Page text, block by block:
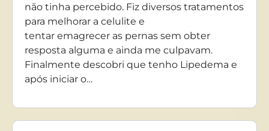
não tinha percebido. Fiz diversos tratamentos
para melhorar a celulite e
tentar emagrecer as pernas sem obter
resposta alguma e ainda me culpavam.
Finalmente descobri que tenho Lipedema e
após iniciar o…